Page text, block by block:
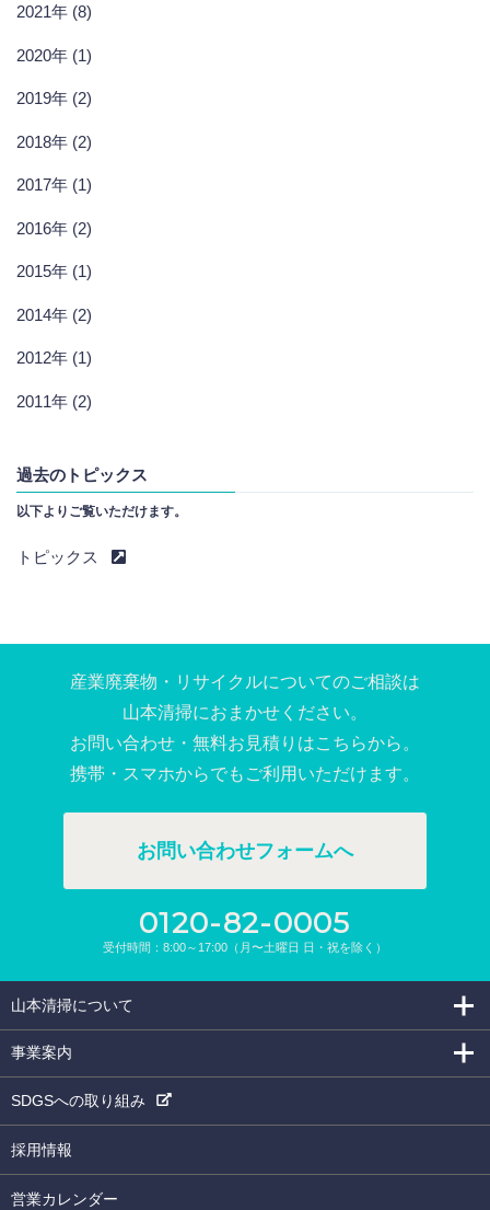
2021年 (8)
2020年 (1)
2019年 (2)
2018年 (2)
2017年 (1)
2016年 (2)
2015年 (1)
2014年 (2)
2012年 (1)
2011年 (2)
過去のトピックス
以下よりご覧いただけます。
トピックス
産業廃棄物・リサイクルについてのご相談は
⼭本清掃におまかせください。
お問い合わせ・無料お⾒積りはこちらから。
携帯・スマホからでもご利⽤いただけます。
お問い合わせフォームへ
0120-82-0005
受付時間：8:00～17:00（月〜土曜日 日・祝を除く）
山本清掃について
事業案内
SDGSへの取り組み
採用情報
営業カレンダー